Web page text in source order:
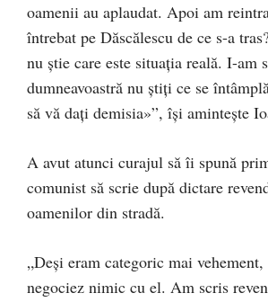
oamenii au aplaudat. Apoi am
întrebat pe Dăscălescu de ce s-a
nu știe care este situația reală. I-am
dumneavoastră nu știți ce se
să vă dați demisia»”, își amintește
A avut atunci curajul să îi spună
comunist să scrie după dictare
oamenilor din stradă.
„Deși eram categoric mai
negociez nimic cu el. Am scris